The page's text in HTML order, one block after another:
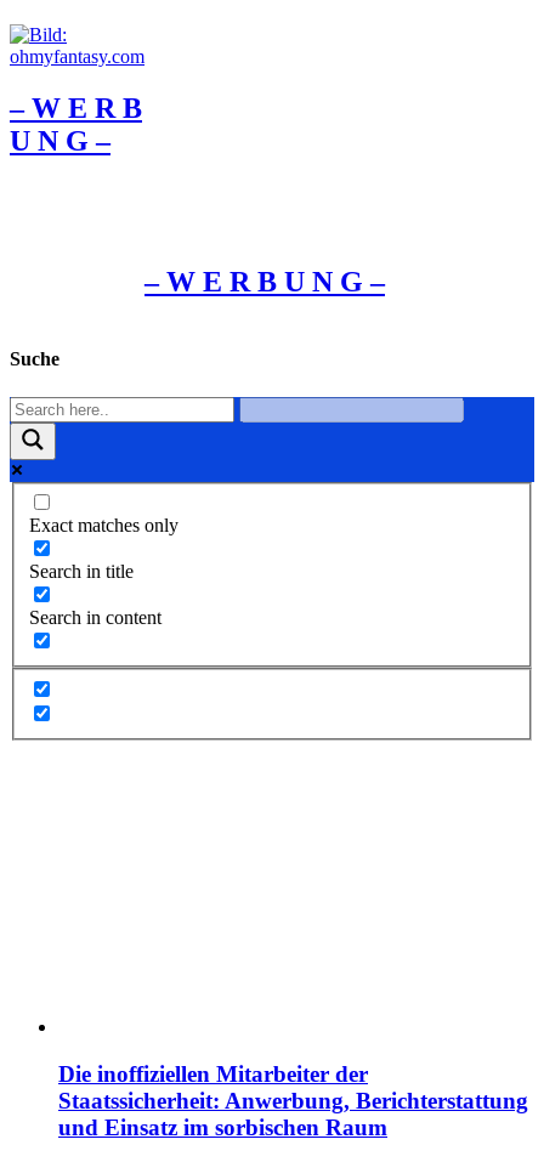
– W Ε R Β
U Ν G –
– W Ε R Β U Ν G –
Suche
Exact matches only
Search in title
Search in content
Die inoffiziellen Mitarbeiter der
Staatssicherheit: Anwerbung, Berichterstattung
und Einsatz im sorbischen Raum